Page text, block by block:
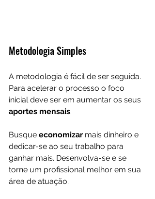
Metodologia Simples
A metodologia é fácil de ser seguida.
Para acelerar o processo o foco
inicial deve ser em aumentar os seus
aportes mensais.
Busque economizar mais dinheiro e
dedicar-se ao seu trabalho para
ganhar mais. Desenvolva-se e se
torne um profissional melhor em sua
área de atuação.